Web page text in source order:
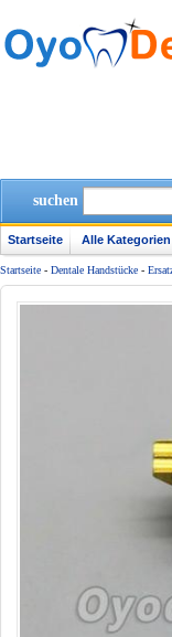
suchen
Startseite Alle Kategorien
Startseite - Dentale Handstücke -